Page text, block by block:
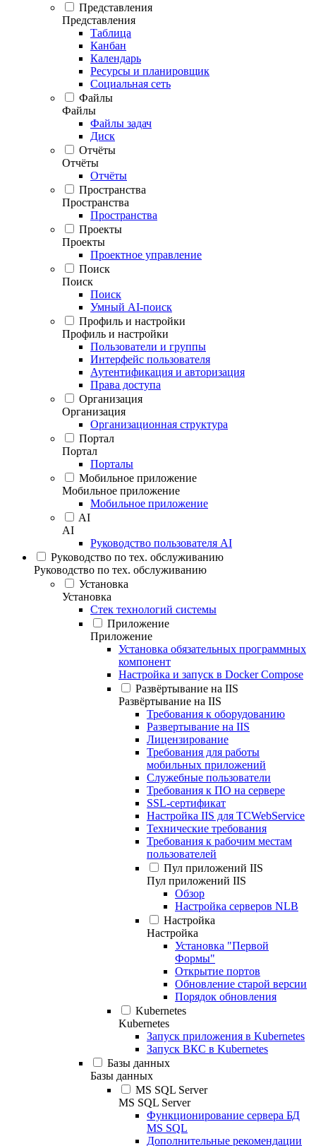
Представления
Представления
Таблица
Канбан
Календарь
Ресурсы и планировщик
Социальная сеть
Файлы
Файлы
Файлы задач
Диск
Отчёты
Отчёты
Отчёты
Пространства
Пространства
Пространства
Проекты
Проекты
Проектное управление
Поиск
Поиск
Поиск
Умный AI-поиск
Профиль и настройки
Профиль и настройки
Пользователи и группы
Интерфейс пользователя
Аутентификация и авторизация
Права доступа
Организация
Организация
Организационная структура
Портал
Портал
Порталы
Мобильное приложение
Мобильное приложение
Мобильное приложение
AI
AI
Руководство пользователя AI
Руководство по тех. обслуживанию
Руководство по тех. обслуживанию
Установка
Установка
Стек технологий системы
Приложение
Приложение
Установка обязательных программных
компонент
Настройка и запуск в Docker Compose
Развёртывание на IIS
Развёртывание на IIS
Требования к оборудованию
Развертывание на IIS
Лицензирование
Требования для работы
мобильных приложений
Служебные пользователи
Требования к ПО на сервере
SSL-сертификат
Настройка IIS для TCWebService
Технические требования
Требования к рабочим местам
пользователей
Пул приложений IIS
Пул приложений IIS
Обзор
Настройка серверов NLB
Настройка
Настройка
Установка "Первой
Формы"
Открытие портов
Обновление старой версии
Порядок обновления
Kubernetes
Kubernetes
Запуск приложения в Kubernetes
Запуск ВКС в Kubernetes
Базы данных
Базы данных
MS SQL Server
MS SQL Server
Функционирование сервера БД
MS SQL
Дополнительные рекомендации